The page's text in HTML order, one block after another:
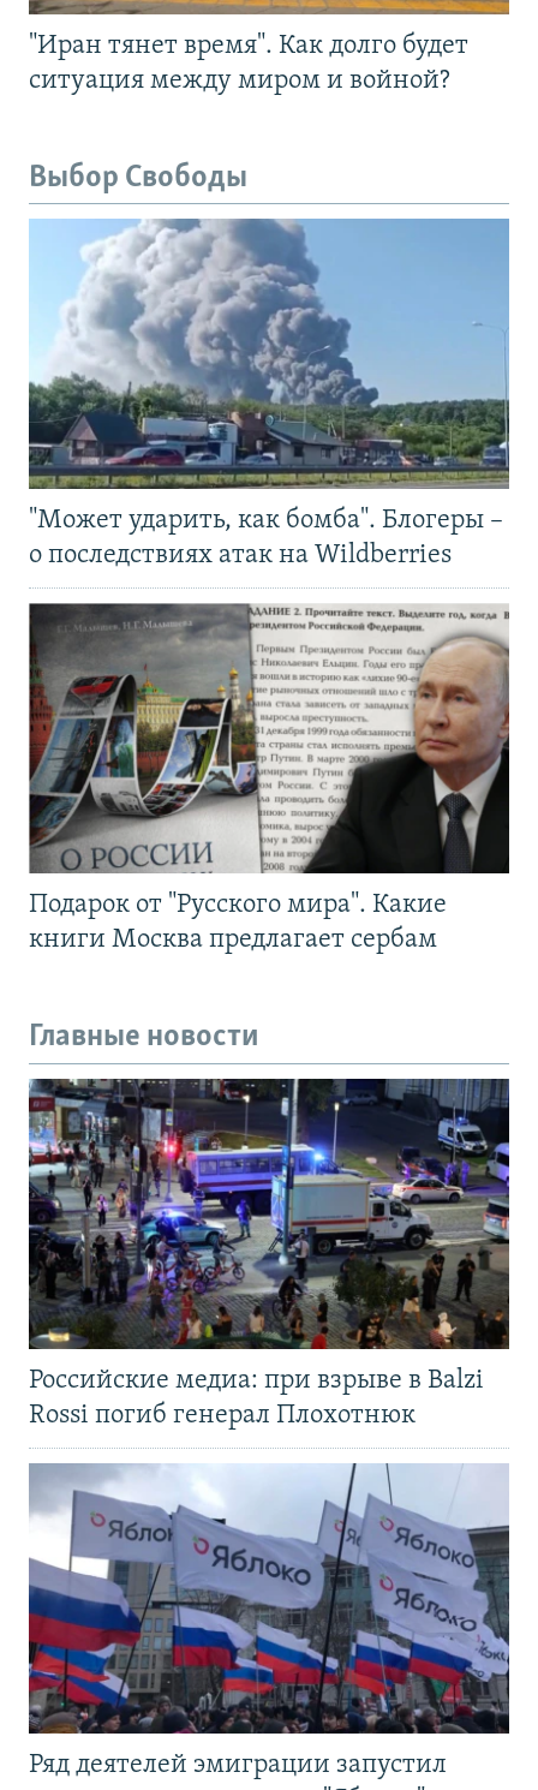
"Иран тянет время". Как долго будет
ситуация между миром и войной?
Выбор Свободы
"Может ударить, как бомба". Блогеры –
о последствиях атак на Wildberries
Подарок от "Русского мира". Какие
книги Москва предлагает сербам
Главные новости
Российские медиа: при взрыве в Balzi
Rossi погиб генерал Плохотнюк
Ряд деятелей эмиграции запустил